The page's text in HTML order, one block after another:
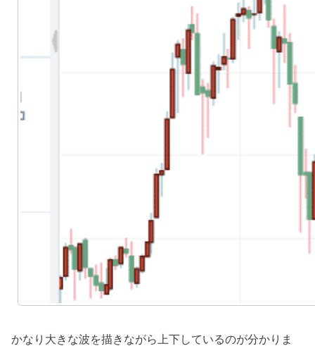
かなり大きな波を描きながら上下しているのが分かりま